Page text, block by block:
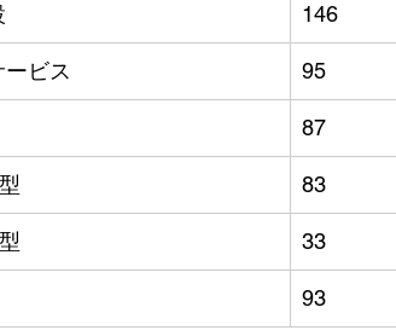
146
ビス 95
87
83
33
93